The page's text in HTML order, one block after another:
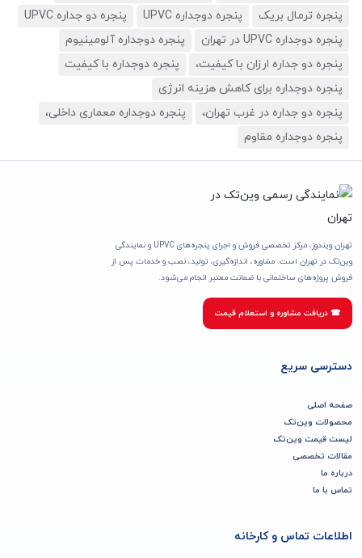
پنجره ترمال بریک
پنجره دوجداره UPVC
پنجره دو جداره UPVC
پنجره دوجداره UPVC در تهران
پنجره دوجداره آلومینیوم
پنجره دو جداره ارزان با کیفیت،
پنجره دوجداره با کیفیت
پنجره دوجداره برای کاهش هزینه انرژی
پنجره دو جداره در غرب تهران،
پنجره دوجداره معماری داخلی،
پنجره دوجداره مقاوم
تهران ویندوز، مرکز تخصصی فروش و اجرای پنجره‌های UPVC و نمایندگی
وین‌تک در تهران است. مشاوره، اندازه‌گیری، تولید، نصب و خدمات پس از
فروش پروژه‌های ساختمانی با ضمانت معتبر انجام می‌شود.
☎ دریافت مشاوره و استعلام قیمت
دسترسی سریع
صفحه اصلی
محصولات وین‌تک
لیست قیمت وین‌تک
مقالات تخصصی
درباره ما
تماس با ما
اطلاعات تماس و کارخانه